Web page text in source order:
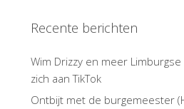
Recente berichten
Wim Drizzy en meer
zich aan TikTok
Ontbijt met de burgemeester